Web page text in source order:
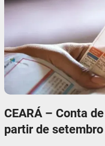
CEARÁ – Conta
partir de setembro